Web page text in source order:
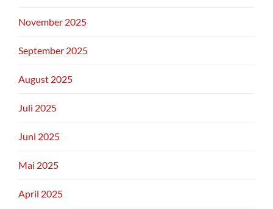
November 2025
September 2025
August 2025
Juli 2025
Juni 2025
Mai 2025
April 2025